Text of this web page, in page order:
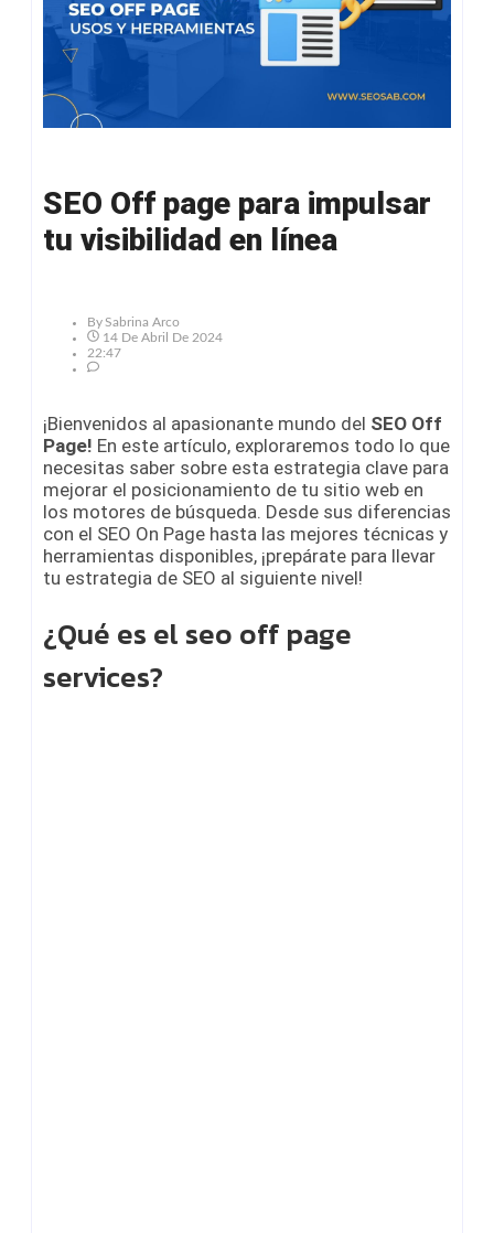
SEO Off page para impulsar
tu visibilidad en línea
By Sabrina Arco
14 De Abril De 2024
22:47
¡Bienvenidos al apasionante mundo del SEO Off
Page! En este artículo, exploraremos todo lo que
necesitas saber sobre esta estrategia clave para
mejorar el posicionamiento de tu sitio web en
los motores de búsqueda. Desde sus diferencias
con el SEO On Page hasta las mejores técnicas y
herramientas disponibles, ¡prepárate para llevar
tu estrategia de SEO al siguiente nivel!
¿Qué es el seo off page
services?